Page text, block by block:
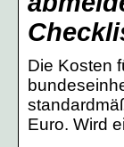
Die Kosten
Euro. Wird